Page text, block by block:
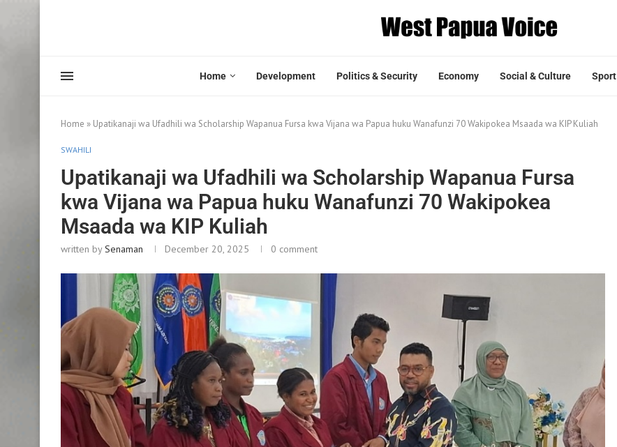
Home Development Politics & Security Economy Social & Culture Sport
Home » Upatikanaji wa Ufadhili wa Scholarship Wapanua Fursa kwa Vijana wa Papua huku Wanafunzi 70 Wakipokea Msaada wa KIP Kuliah
SWAHILI
Upatikanaji wa Ufadhili wa Scholarship Wapanua Fursa
kwa Vijana wa Papua huku Wanafunzi 70 Wakipokea
Msaada wa KIP Kuliah
written bySenaman December 20, 2025 0 comment